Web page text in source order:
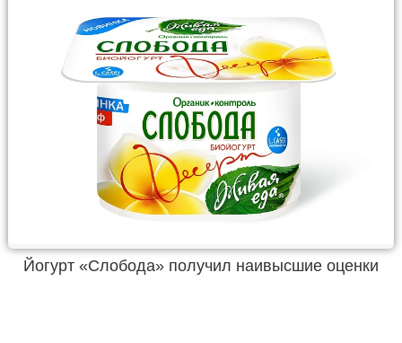
Йогурт «Слобода» получил наивысшие оценки